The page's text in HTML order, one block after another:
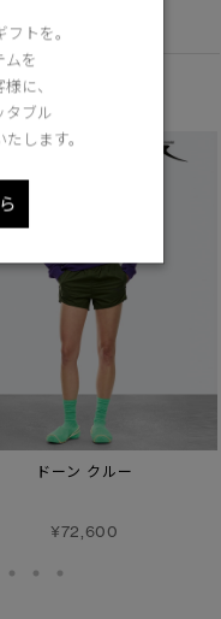
め
ドーン クルー
¥72,600
トを。
ムを
に、
タブル
します。